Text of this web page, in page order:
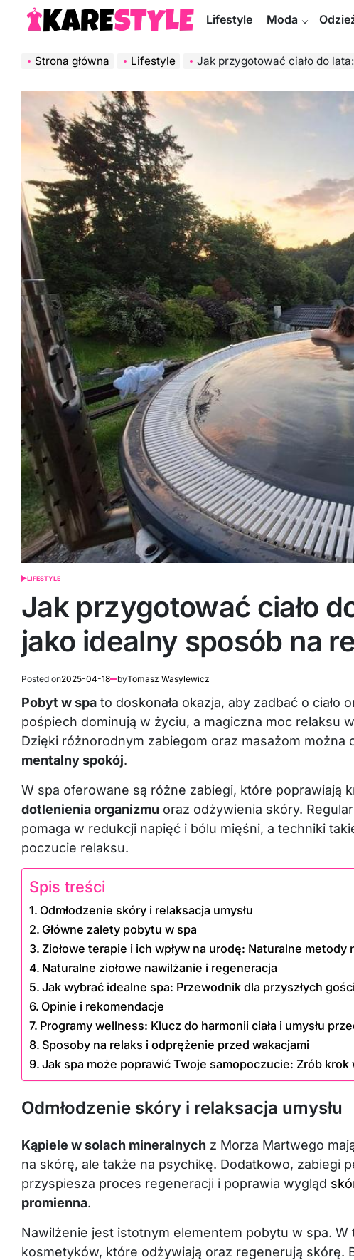
KareStyle.pl
Lifestyle Moda
Strona główna Lifestyle Jak przygotować ciało do lata: wyjazd
POSTED
LIFESTYLE
Jak przygotować ciało
jako idealny sposób na
Posted on2025-04-18 byTomasz Wasylewicz
Pobyt w spa to doskonała okazja, aby zadbać o ciało
pośpiech dominują w życiu, a magiczna moc relaksu
Dzięki różnorodnym zabiegom oraz masażom
mentalny spokój.
W spa oferowane są różne zabiegi, które poprawiają
dotlenienia organizmu oraz odżywienia skóry.
pomaga w redukcji napięć i bólu mięśni, a techniki
poczucie relaksu.
Spis treści
Odmłodzenie skóry i relaksacja umysłu
Główne zalety pobytu w spa
Ziołowe terapie i ich wpływ na urodę: Naturalne metody
Naturalne ziołowe nawilżanie i regeneracja
Jak wybrać idealne spa: Przewodnik dla przyszłych gości
Opinie i rekomendacje
Programy wellness: Klucz do harmonii ciała i umysłu
Sposoby na relaks i odprężenie przed wakacjami
Jak spa może poprawić Twoje samopoczucie: Zrób
Odmłodzenie skóry i relaksacja umysłu
Kąpiele w solach mineralnych z Morza Martwego
na skórę, ale także na psychikę. Dodatkowo, zabiegi
przyspiesza proces regeneracji i poprawia wygląd
promienna.
Nawilżenie jest istotnym elementem pobytu w spa.
kosmetyków, które odżywiają oraz regenerują skórę.